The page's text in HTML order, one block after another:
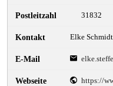
31832
Elke Schmidt
https://